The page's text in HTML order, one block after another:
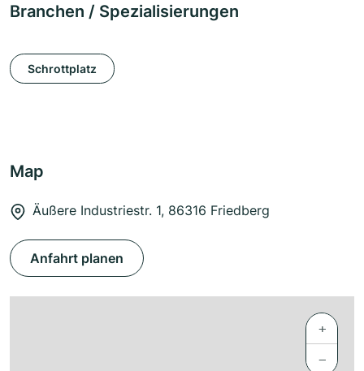
Branchen / Spezialisierungen
Schrottplatz
Map
Äußere Industriestr. 1, 86316 Friedberg
Anfahrt planen
+
−